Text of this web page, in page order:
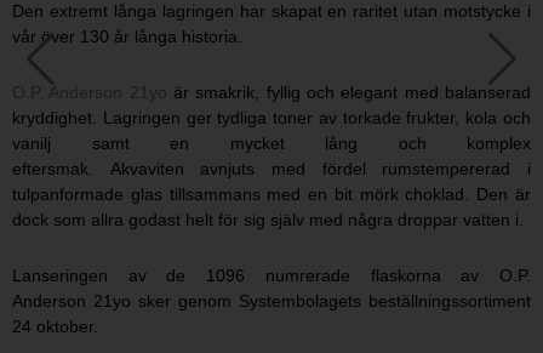
Den extremt långa lagringen har skapat en raritet utan motstycke i
vår över 130 år långa historia.
O.P. Anderson 21yo är smakrik, fyllig och elegant med balanserad
kryddighet. Lagringen ger tydliga toner av torkade frukter, kola och
vanilj samt en mycket lång och komplex
eftersmak. Akvaviten avnjuts med fördel rumstempererad i
tulpanformade glas tillsammans med en bit mörk choklad. Den är
dock som allra godast helt för sig själv med några droppar vatten i.
Lanseringen av de 1096 numrerade flaskorna av O.P.
Anderson 21yo sker genom Systembolagets beställningssortiment
24 oktober.